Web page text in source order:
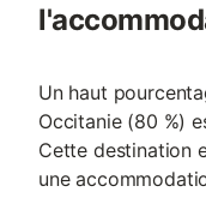
Un haut
Occitanie (80 %)
Cette destination
une